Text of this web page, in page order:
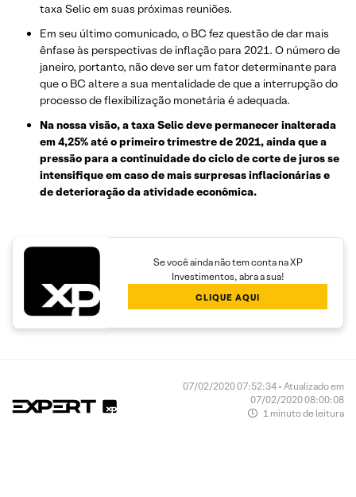
taxa Selic em suas próximas reuniões.
Em seu último comunicado, o BC fez questão de dar mais
ênfase às perspectivas de inflação para 2021. O número de
janeiro, portanto, não deve ser um fator determinante para
que o BC altere a sua mentalidade de que a interrupção do
processo de flexibilização monetária é adequada.
Na nossa visão, a taxa Selic deve permanecer inalterada
em 4,25% até o primeiro trimestre de 2021, ainda que a
pressão para a continuidade do ciclo de corte de juros se
intensifique em caso de mais surpresas inflacionárias e
de deterioração da atividade econômica.
Se você ainda não tem conta na XP
Investimentos, abra a sua!
CLIQUE AQUI
07/02/2020 07:52:34 • Atualizado em
07/02/2020 08:00:08
1 minuto de leitura